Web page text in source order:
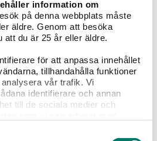
information om
på denna webbplats måste
äldre. Genom att besöka
du är 25 år eller äldre.
för att anpassa innehållet
tillhandahålla funktioner
vår trafik. Vi
identifierare och annan
till de sociala medier och
tillhandahållit eller som de har
Reserva
99 kr